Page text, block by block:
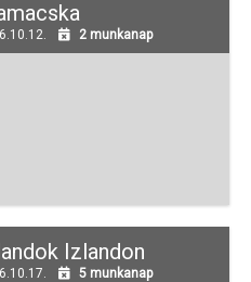
2 munkanap
Izlandon
5 munkanap